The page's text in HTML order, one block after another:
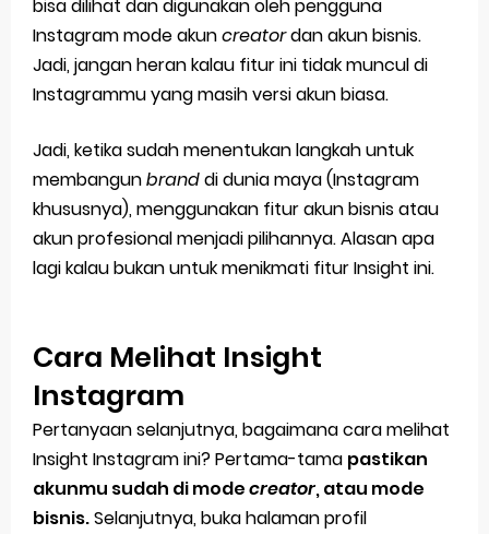
bisa dilihat dan digunakan oleh pengguna
Instagram mode akuncreatordan akun bisnis.
Jadi, jangan heran kalau fitur ini tidak muncul di
Instagrammu yang masih versi akun biasa.
Jadi, ketika sudah menentukan langkah untuk
membangunbranddi dunia maya (Instagram
khususnya), menggunakan fitur akun bisnis atau
akun profesional menjadi pilihannya. Alasan apa
lagi kalau bukan untuk menikmati fitur Insight ini.
Cara Melihat Insight
Instagram
Pertanyaan selanjutnya, bagaimana cara melihat
Insight Instagram ini? Pertama-tama pastikan
akunmu sudah di modecreator, atau mode
bisnis.Selanjutnya, buka halaman profil